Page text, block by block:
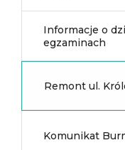
Informacje o
egzaminach
Remont ul.
Komunikat